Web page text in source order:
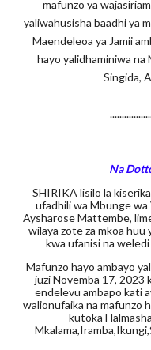
mafunzo ya
yaliwahusisha baadhi ya
Maendeleoa ya Jamii
hayo yalidhaminiwa
Singida,
Na
SHIRIKA lisilo la
ufadhili wa Mbunge wa
Aysharose Mattembe,
wilaya zote za mkoa huu
kwa ufanisi na
Mafunzo hayo ambayo
juzi Novemba 17, 2023
endelevu ambapo kati
walionufaika na mafunzo
kutoka